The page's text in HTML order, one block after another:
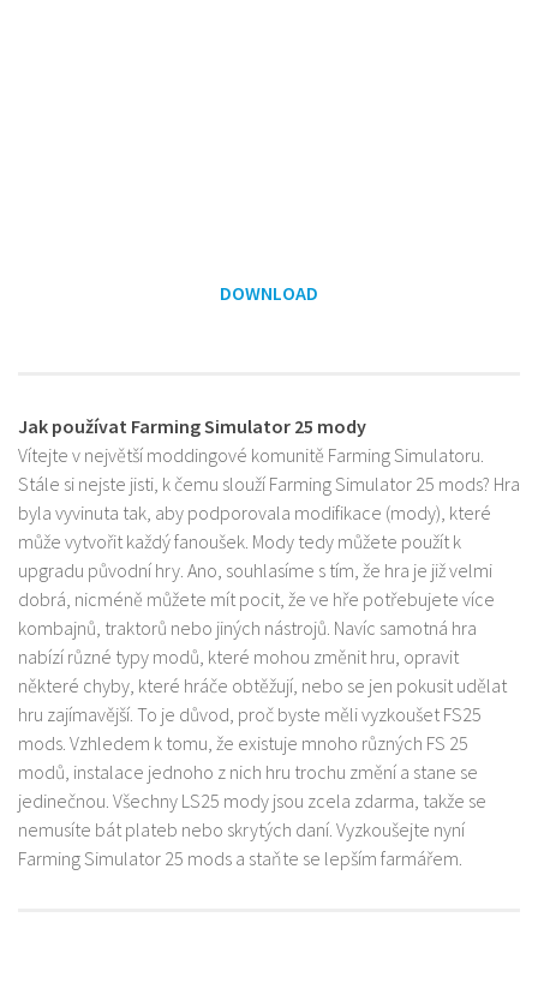
DOWNLOAD
Jak používat Farming Simulator 25 mody
Vítejte v největší moddingové komunitě Farming Simulatoru.
Stále si nejste jisti, k čemu slouží Farming Simulator 25 mods? Hra
byla vyvinuta tak, aby podporovala modifikace (mody), které
může vytvořit každý fanoušek. Mody tedy můžete použít k
upgradu původní hry. Ano, souhlasíme s tím, že hra je již velmi
dobrá, nicméně můžete mít pocit, že ve hře potřebujete více
kombajnů, traktorů nebo jiných nástrojů. Navíc samotná hra
nabízí různé typy modů, které mohou změnit hru, opravit
některé chyby, které hráče obtěžují, nebo se jen pokusit udělat
hru zajímavější. To je důvod, proč byste měli vyzkoušet FS25
mods. Vzhledem k tomu, že existuje mnoho různých FS 25
modů, instalace jednoho z nich hru trochu změní a stane se
jedinečnou. Všechny LS25 mody jsou zcela zdarma, takže se
nemusíte bát plateb nebo skrytých daní. Vyzkoušejte nyní
Farming Simulator 25 mods a staňte se lepším farmářem.